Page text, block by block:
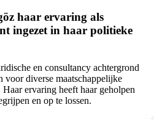
haar ervaring als
ingezet in haar politieke
en consultancy achtergrond
voor diverse maatschappelijke
ervaring heeft haar geholpen
en op te lossen.